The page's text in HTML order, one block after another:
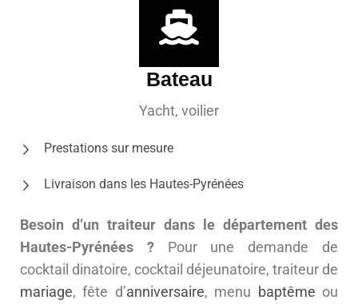
Bateau
Yacht, voilier
Prestations sur mesure
Livraison dans les Hautes-Pyrénées
Besoin d’un traiteur dans le département des
Hautes-Pyrénées ?Pour une demande de
cocktail dinatoire, cocktail déjeunatoire, traiteur de
mariage, fête d’anniversaire, menu baptême ou